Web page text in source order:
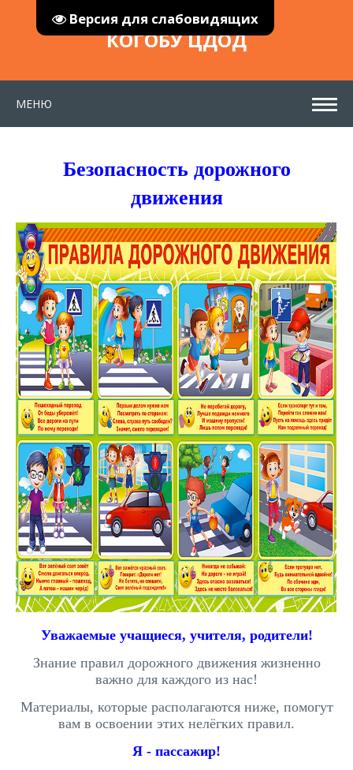
Версия для слабовидящих
КОГОБУ ЦДОД
МЕНЮ
Безопасность дорожного
движения
Уважаемые учащиеся, учителя, родители!
Знание правил дорожного движения жизненно
важно для каждого из нас!
Материалы, которые располагаются ниже, помогут
вам в освоении этих нелёгких правил.
Я - пассажир!